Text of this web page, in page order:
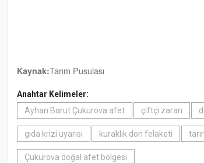
Kaynak:Tarım Pusulası
Anahtar Kelimeler:
Ayhan Barut Çukurova afet
çiftçi zararı
gıda krizi uyarısı kuraklık don felaketi
Çukurova doğal afet bölgesi